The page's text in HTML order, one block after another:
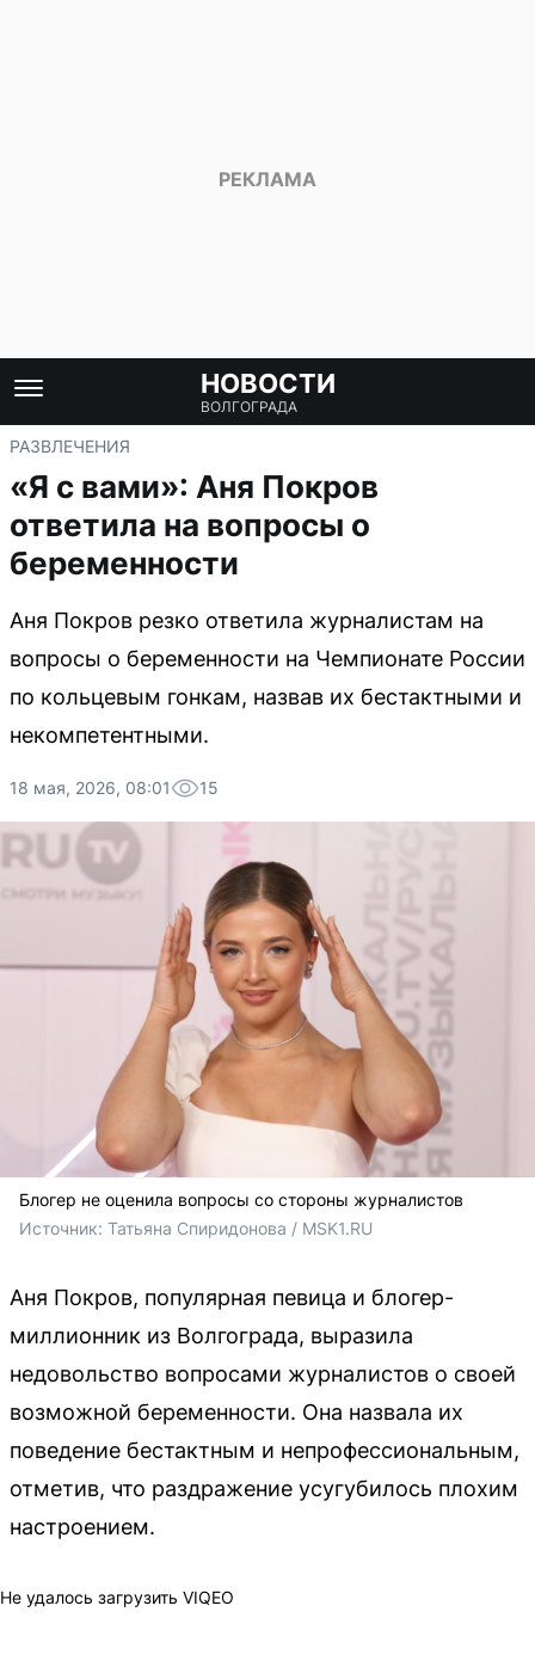
НОВОСТИ
ВОЛГОГРАДА
РАЗВЛЕЧЕНИЯ
«Я с вами»: Аня Покров
ответила на вопросы о
беременности
Аня Покров резко ответила журналистам на
вопросы о беременности на Чемпионате России
по кольцевым гонкам, назвав их бестактными и
некомпетентными.
18 мая, 2026, 08:01 15
Блогер не оценила вопросы со стороны журналистов
Источник: Татьяна Спиридонова / MSK1.RU
Аня Покров, популярная певица и блогер-
миллионник из Волгограда, выразила
недовольство вопросами журналистов о своей
возможной беременности. Она назвала их
поведение бестактным и непрофессиональным,
отметив, что раздражение усугубилось плохим
настроением.
Не удалось загрузить VIQEO